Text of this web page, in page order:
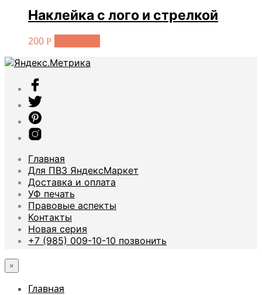
Наклейка с лого и стрелкой
200 Р
Главная
Для ПВЗ ЯндексМаркет
Доставка и оплата
УФ печать
Правовые аспекты
Контакты
Новая серия
+7 (985) 009-10-10 позвонить
×
Главная